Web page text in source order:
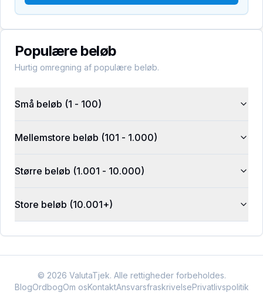
Populære beløb
Hurtig omregning af populære beløb.
Små beløb (1 - 100)
Mellemstore beløb (101 - 1.000)
Større beløb (1.001 - 10.000)
Store beløb (10.001+)
© 2026 ValutaTjek. Alle rettigheder forbeholdes.
BlogOrdbogOm osKontaktAnsvarsfraskrivelsePrivatlivspolitik